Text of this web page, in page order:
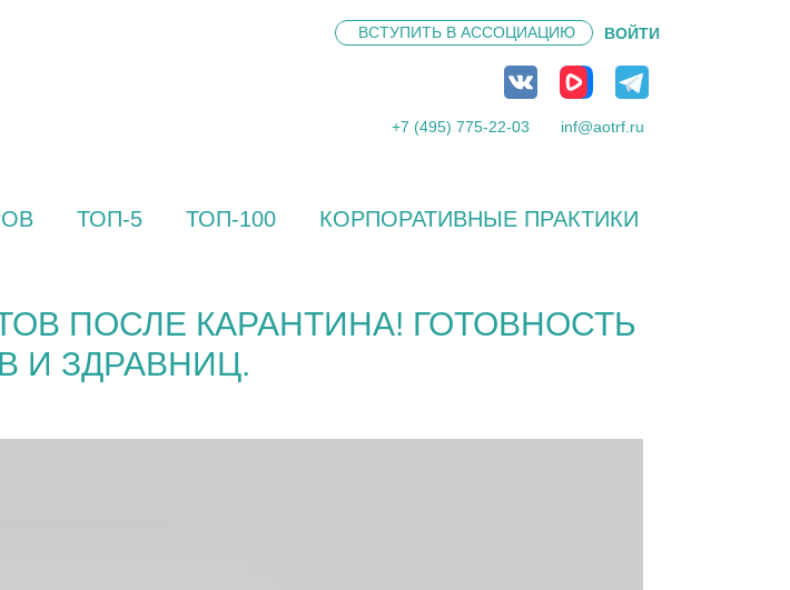
ВСТУПИТЬ В АССОЦИАЦИЮ ВОЙТИ
+7 (495) 775-22-03 inf@aotrf.ru
ТОП-5 ТОП-100 КОРПОРАТИВНЫЕ ПРАКТИКИ
ПОСЛЕ КАРАНТИНА! ГОТОВНОСТЬ
И ЗДРАВНИЦ.